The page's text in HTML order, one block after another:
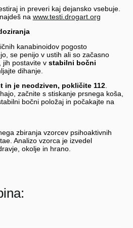
in preveri kaj dejansko vsebuje.
na www.testi.drogart.org
kanabinoidov pogosto
se penijo v ustih ali so začasno
jih postavite v stabilni bočni
dihanje.
in je neodziven, pokličite 112.
začnite s stiskanje prsnega koša,
bočni položaj in počakajte na
zbiranja vzorcev psihoaktivnih
Analizo vzorca je izvedel
okolje in hrano.